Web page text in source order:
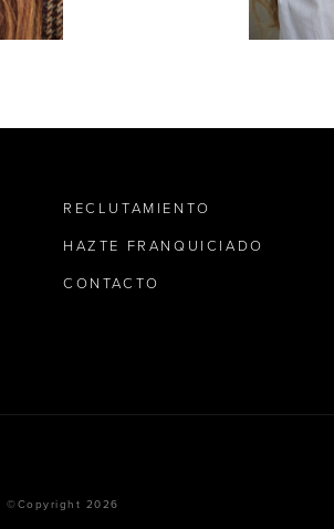
RECLUTAMIENTO
HAZTE FRANQUICIADO
CONTACTO
©Copyright 2026